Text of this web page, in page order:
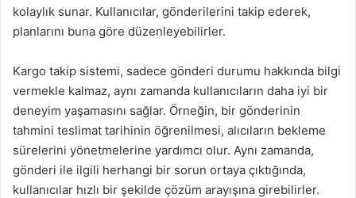
kolaylık sunar. Kullanıcılar, gönderilerini takip ederek,
planlarını buna göre düzenleyebilirler.
Kargo takip sistemi, sadece gönderi durumu hakkında bilgi
vermekle kalmaz, aynı zamanda kullanıcıların daha iyi bir
deneyim yaşamasını sağlar. Örneğin, bir gönderinin
tahmini teslimat tarihinin öğrenilmesi, alıcıların bekleme
sürelerini yönetmelerine yardımcı olur. Aynı zamanda,
gönderi ile ilgili herhangi bir sorun ortaya çıktığında,
kullanıcılar hızlı bir şekilde çözüm arayışına girebilirler.